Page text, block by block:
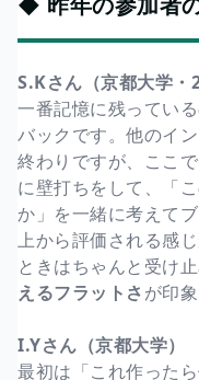
S.Kさん（京都大学・
一番記憶に残ってい
バックです。他のイ
終わりですが、ここ
に壁打ちをして、「
か」を一緒に考えて
上から評価される感
ときはちゃんと受け止
えるフラットさが印
I.Yさん（京都大学）
最初は「これ作った